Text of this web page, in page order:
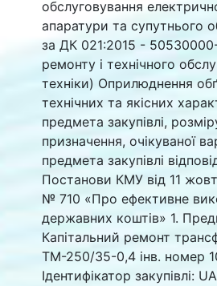
обслуговування
апаратури та супутнього
за ДК 021:2015 -
ремонту і технічного
техніки) Оприлюднення
технічних та якісних
предмета закупівлі,
призначення, очікуваної
предмета закупівлі
Постанови КМУ від 11
№ 710 «Про ефективне
державних коштів» 1.
Капітальний ремонт
ТМ-250/35-0,4 інв. номер
Ідентифікатор закупівлі: